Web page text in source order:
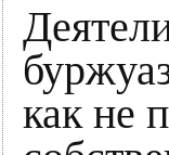
как не